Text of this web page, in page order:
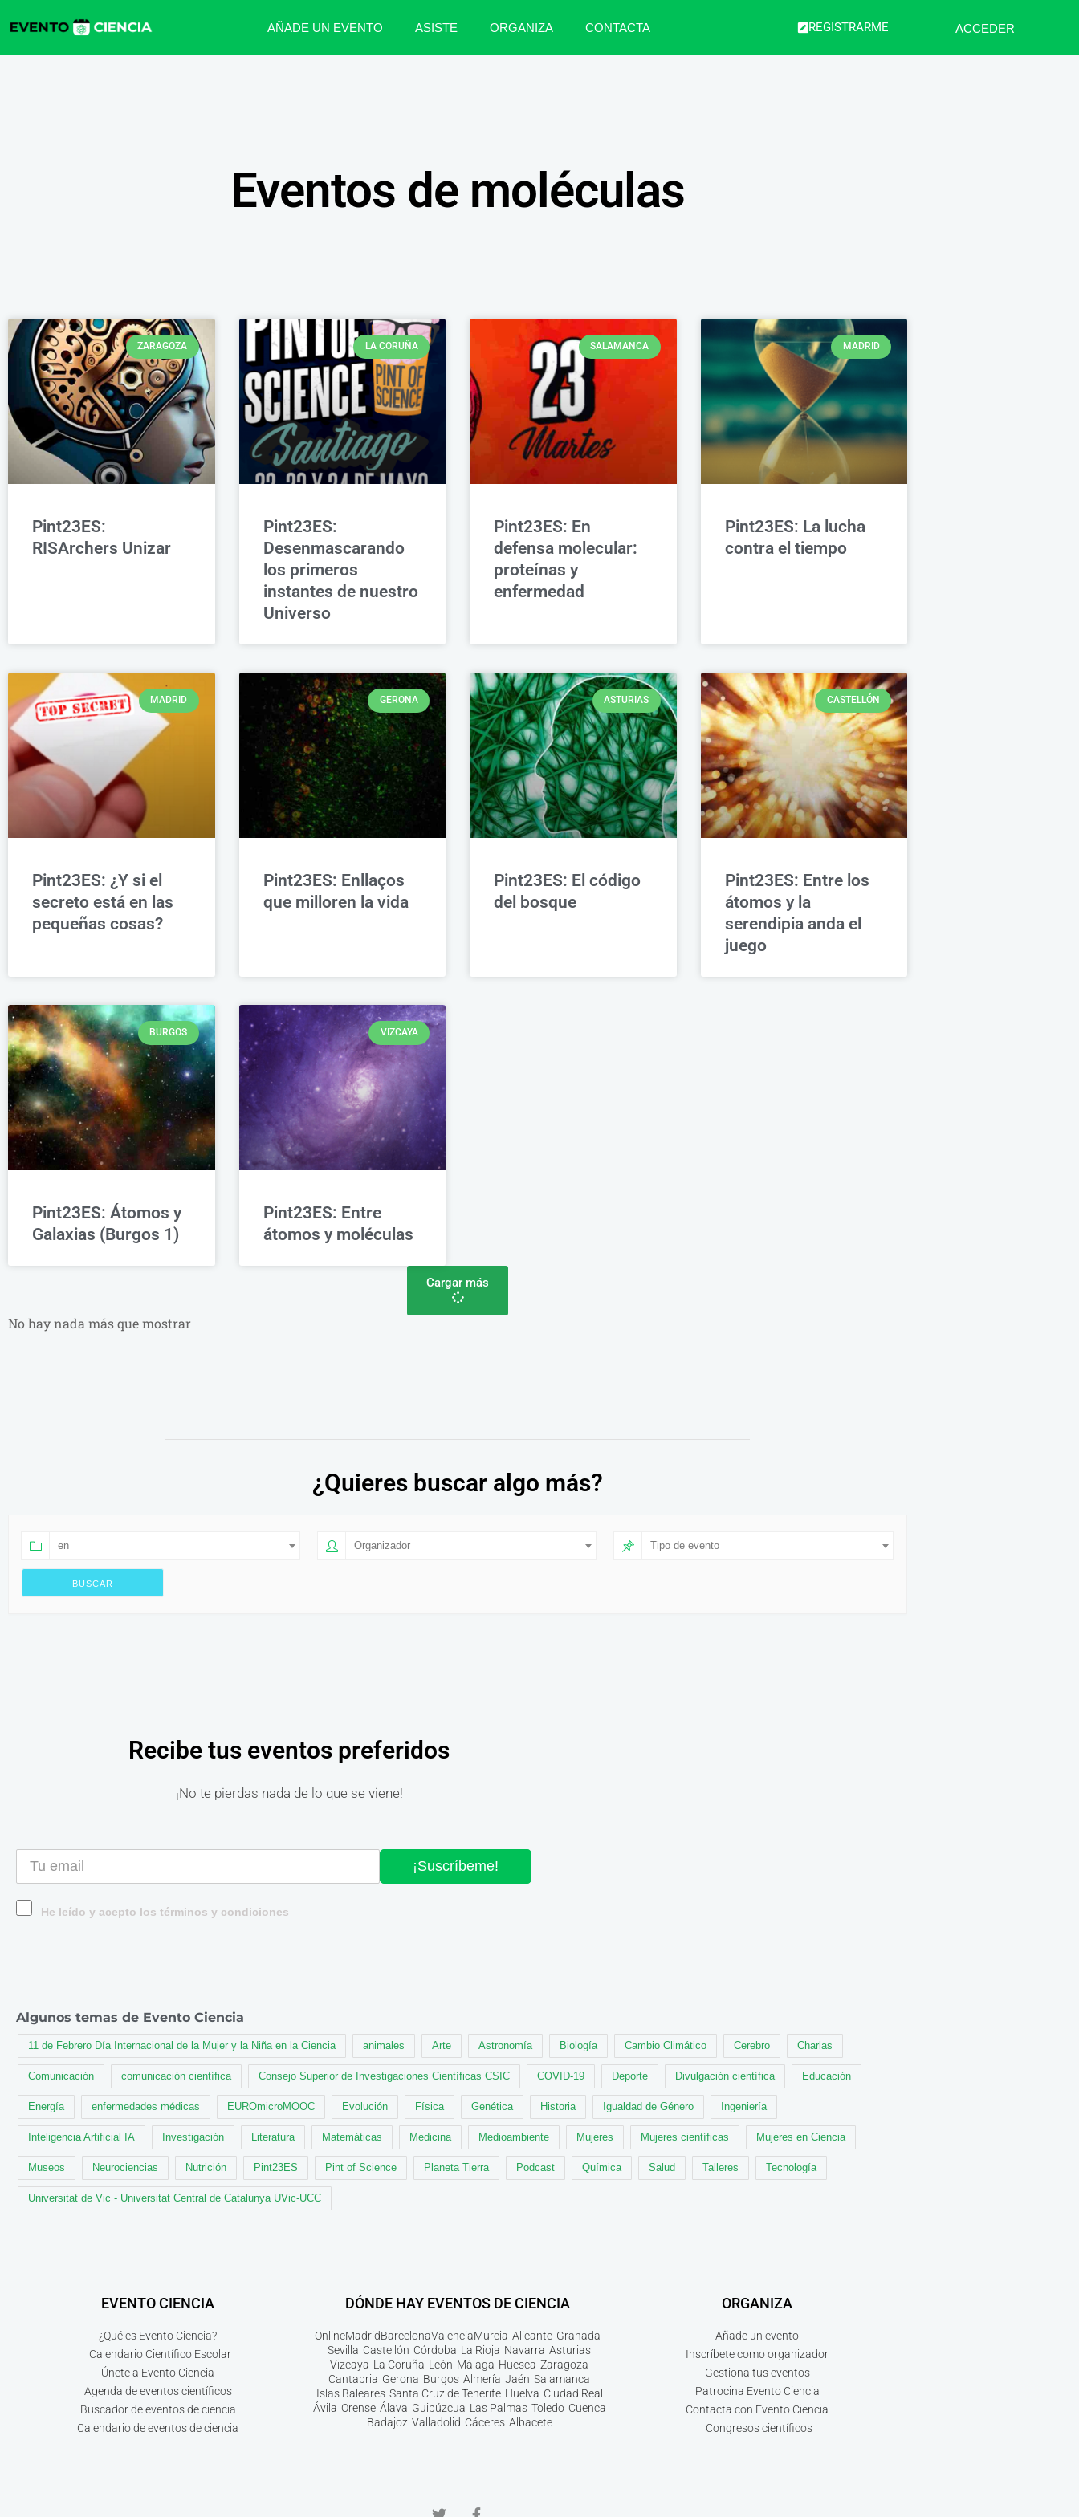
AÑADE UN EVENTO ASISTE ORGANIZA CONTACTA REGISTRARME ACCEDER
Eventos de moléculas
ZARAGOZA
Pint23ES:
RISArchers Unizar
LA CORUÑA
Pint23ES:
Desenmascarando
los primeros
instantes de nuestro
Universo
SALAMANCA
Pint23ES: En
defensa molecular:
proteínas y
enfermedad
MADRID
Pint23ES: La lucha
contra el tiempo
MADRID
Pint23ES: ¿Y si el
secreto está en las
pequeñas cosas?
GERONA
Pint23ES: Enllaços
que milloren la vida
ASTURIAS
Pint23ES: El código
del bosque
CASTELLÓN
Pint23ES: Entre los
átomos y la
serendipia anda el
juego
BURGOS
Pint23ES: Átomos y
Galaxias (Burgos 1)
VIZCAYA
Pint23ES: Entre
átomos y moléculas
Cargar más
No hay nada más que mostrar
¿Quieres buscar algo más?
en Organizador Tipo de evento
Recibe tus eventos preferidos
¡No te pierdas nada de lo que se viene!
¡Suscríbeme!
He leído y acepto los términos y condiciones
Algunos temas de Evento Ciencia
11 de Febrero Día Internacional de la Mujer y la Niña en la Ciencia animales Arte Astronomía Biología Cambio Climático Cerebro Charlas
Comunicación comunicación científica Consejo Superior de Investigaciones Científicas CSIC COVID-19 Deporte Divulgación científica Educación
Energía enfermedades médicas EUROmicroMOOC Evolución Física Genética Historia Igualdad de Género Ingeniería
Inteligencia Artificial IA Investigación Literatura Matemáticas Medicina Medioambiente Mujeres Mujeres científicas Mujeres en Ciencia
Museos Neurociencias Nutrición Pint23ES Pint of Science Planeta Tierra Podcast Química Salud Talleres Tecnología
Universitat de Vic - Universitat Central de Catalunya UVic-UCC
EVENTO CIENCIA
¿Qué es Evento Ciencia?
Calendario Científico Escolar
Únete a Evento Ciencia
Agenda de eventos científicos
Buscador de eventos de ciencia
Calendario de eventos de ciencia
DÓNDE HAY EVENTOS DE CIENCIA
OnlineMadridBarcelonaValenciaMurcia Alicante Granada
Sevilla Castellón Córdoba La Rioja Navarra Asturias
Vizcaya La Coruña León Málaga Huesca Zaragoza
Cantabria Gerona Burgos Almería Jaén Salamanca
Islas Baleares Santa Cruz de Tenerife Huelva Ciudad Real
Ávila Orense Álava Guipúzcua Las Palmas Toledo Cuenca
Badajoz Valladolid Cáceres Albacete
ORGANIZA
Añade un evento
Inscríbete como organizador
Gestiona tus eventos
Patrocina Evento Ciencia
Contacta con Evento Ciencia
Congresos científicos